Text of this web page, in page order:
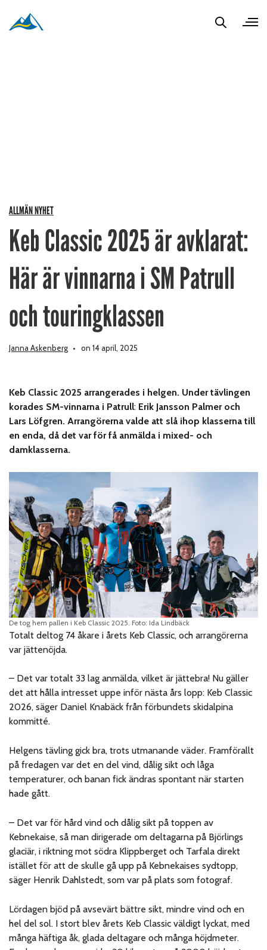
ALLMÄN NYHET
Keb Classic 2025 är avklarat:
Här är vinnarna i SM Patrull
och touringklassen
Janna Askenberg on 14 april, 2025
Keb Classic 2025 arrangerades i helgen. Under tävlingen
korades SM-vinnarna i Patrull: Erik Jansson Palmer och
Lars Löfgren. Arrangörerna valde att slå ihop klasserna till
en enda, då det var för få anmälda i mixed- och
damklasserna.
De tog hem pallen i Keb Classic 2025. Foto: Ida Lindbäck
Totalt deltog 74 åkare i årets Keb Classic, och arrangörerna
var jättenöjda.
– Det var totalt 33 lag anmälda, vilket är jättebra! Nu gäller
det att hålla intresset uppe inför nästa års lopp: Keb Classic
2026, säger Daniel Knabäck från förbundets skidalpina
kommitté.
Helgens tävling gick bra, trots utmanande väder. Framförallt
på fredagen var det en del vind, dålig sikt och låga
temperaturer, och banan fick ändras spontant när starten
hade gått.
– Det var för hård vind och dålig sikt på toppen av
Kebnekaise, så man dirigerade om deltagarna på Björlings
glaciär, i riktning mot södra Klippberget och Tarfala direkt
istället för att de skulle gå upp på Kebnekaises sydtopp,
säger Henrik Dahlstedt, som var på plats som fotograf.
Lördagen bjöd på avsevärt bättre sikt, mindre vind och en
hel del sol. I stort blev årets Keb Classic väldigt lyckat, med
många häftiga åk, glada deltagare och många höjdmeter.